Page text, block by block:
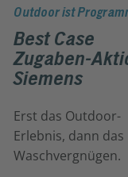
Outdoor ist
Best Case
Zugaben-
Siemens
Erst das Outdoor-
Erlebnis, dann das
Waschvergnügen.